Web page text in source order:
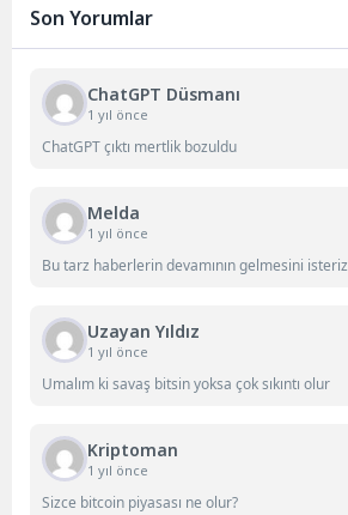
Son Yorumlar
ChatGPT Düsmanı
1 yıl önce
ChatGPT çıktı mertlik bozuldu
Melda
1 yıl önce
Bu tarz haberlerin devamının gelmesini isteriz
Uzayan Yıldız
1 yıl önce
Umalım ki savaş bitsin yoksa çok sıkıntı olur
Kriptoman
1 yıl önce
Sizce bitcoin piyasası ne olur?